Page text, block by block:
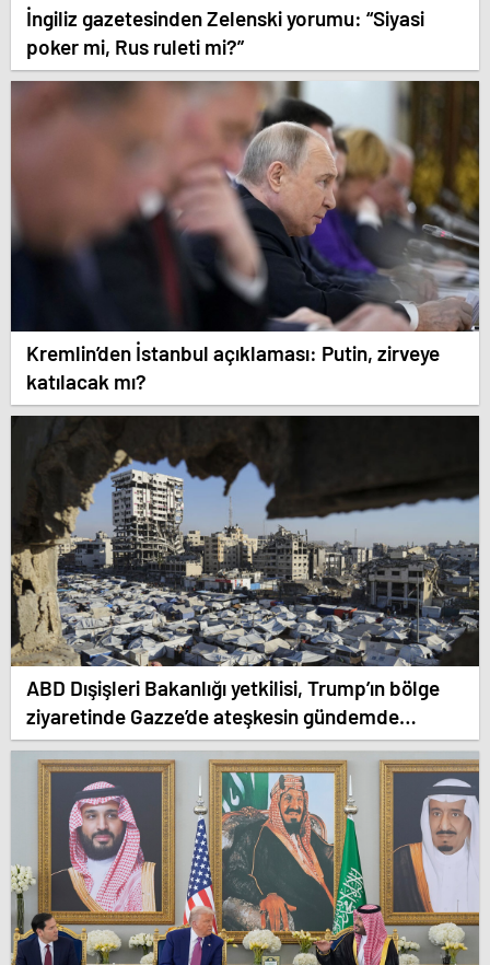
İngiliz gazetesinden Zelenski yorumu: “Siyasi
poker mi, Rus ruleti mi?”
Kremlin’den İstanbul açıklaması: Putin, zirveye
katılacak mı?
ABD Dışişleri Bakanlığı yetkilisi, Trump’ın bölge
ziyaretinde Gazze’de ateşkesin gündemde
olacağını söyledi